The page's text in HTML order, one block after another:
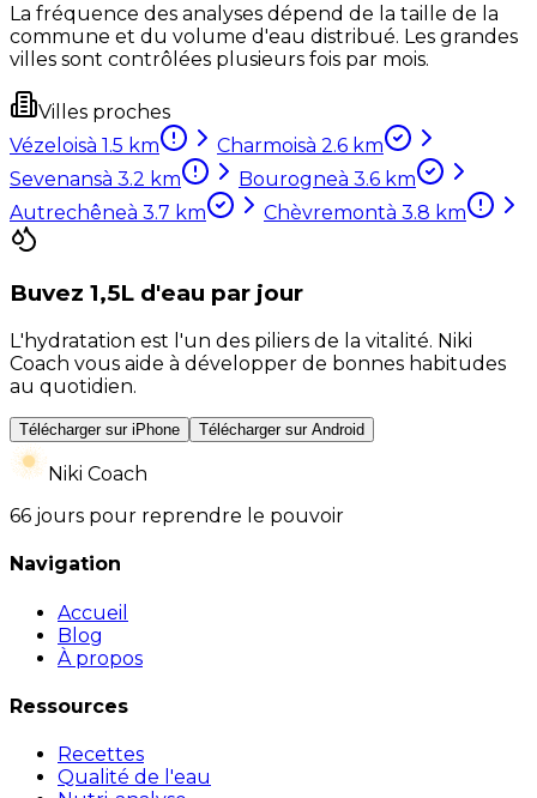
La fréquence des analyses dépend de la taille de la
commune et du volume d'eau distribué. Les grandes
villes sont contrôlées plusieurs fois par mois.
Villes proches
Vézeloisà 1.5 km Charmoisà 2.6 km
Sevenansà 3.2 km Bourogneà 3.6 km
Autrechêneà 3.7 km Chèvremontà 3.8 km
Buvez 1,5L d'eau par jour
L'hydratation est l'un des piliers de la vitalité. Niki
Coach vous aide à développer de bonnes habitudes
au quotidien.
Télécharger sur iPhone Télécharger sur Android
Niki Coach
66 jours pour reprendre le pouvoir
Navigation
Accueil
Blog
À propos
Ressources
Recettes
Qualité de l'eau